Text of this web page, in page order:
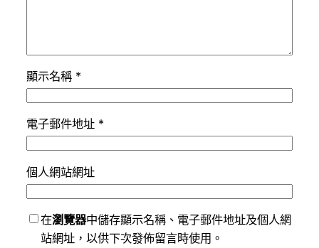
顯示名稱 *
電子郵件地址 *
個人網站網址
在瀏覽器中儲存顯示名稱、電子郵件地址及個人網
站網址，以供下次發佈留言時使用。